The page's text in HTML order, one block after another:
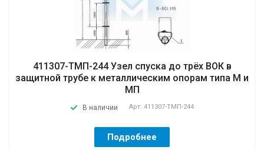
411307-ТМП-244 Узел спуска до трёх ВОК в
защитной трубе к металлическим опорам типа М и
МП
В наличии Арт. 411307-ТМП-244
Подробнее